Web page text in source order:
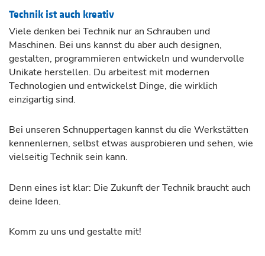
Technik ist auch kreativ
Viele denken bei Technik nur an Schrauben und
Maschinen. Bei uns kannst du aber auch designen,
gestalten, programmieren entwickeln und wundervolle
Unikate herstellen. Du arbeitest mit modernen
Technologien und entwickelst Dinge, die wirklich
einzigartig sind.
Bei unseren Schnuppertagen kannst du die Werkstätten
kennenlernen, selbst etwas ausprobieren und sehen, wie
vielseitig Technik sein kann.
Denn eines ist klar: Die Zukunft der Technik braucht auch
deine Ideen.
Komm zu uns und gestalte mit!